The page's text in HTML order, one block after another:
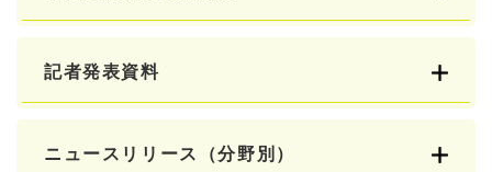
記者発表資料
ニュースリリース（分野別）